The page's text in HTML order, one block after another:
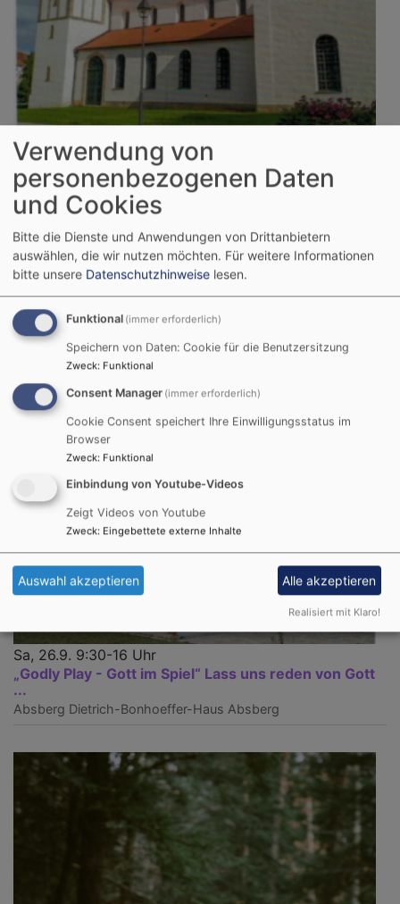
Sa, 19.9. 10-16 Uhr
Pilgerwanderung: Unterwegs auf den Spuren der
Walburga
Heidenheim Münster St. Wunibald
Sa, 26.9.
Dekanatskonfitag - Save the date
Gunzenhausen Evangelisch-Lutherisches Dekanat
Gunzenhausen
Sa, 26.9. 9:30-16 Uhr
„Godly Play - Gott im Spiel“ Lass uns reden von Gott
...
Absberg Dietrich-Bonhoeffer-Haus Absberg
Verwendung von
personenbezogenen Daten
und Cookies
Bitte die Dienste und Anwendungen von Drittanbietern
auswählen, die wir nutzen möchten. Für weitere Informationen
bitte unsere Datenschutzhinweise lesen.
Funktional (immer erforderlich)
Speichern von Daten: Cookie für die Benutzersitzung
Zweck: Funktional
Consent Manager (immer erforderlich)
Cookie Consent speichert Ihre Einwilligungsstatus im
Browser
Zweck: Funktional
Einbindung von Youtube-Videos
Zeigt Videos von Youtube
Zweck: Eingebettete externe Inhalte
Auswahl akzeptieren Alle akzeptieren
Realisiert mit Klaro!